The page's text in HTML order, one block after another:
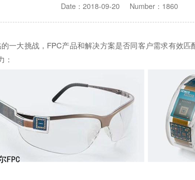
Date：2018-09-20 Number：1860
一大挑战，FPC产品和解决方案是否同客户需求有效
：